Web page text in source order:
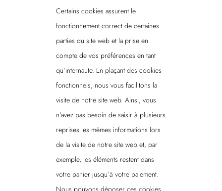
Certains cookies assurent le
fonctionnement correct de certaines
parties du site web et la prise en
compte de vos préférences en tant
qu’internaute. En plaçant des cookies
fonctionnels, nous vous facilitons la
visite de notre site web. Ainsi, vous
n’avez pas besoin de saisir à plusieurs
reprises les mêmes informations lors
de la visite de notre site web et, par
exemple, les éléments restent dans
votre panier jusqu’à votre paiement.
Nous pouvons déposer ces cookies